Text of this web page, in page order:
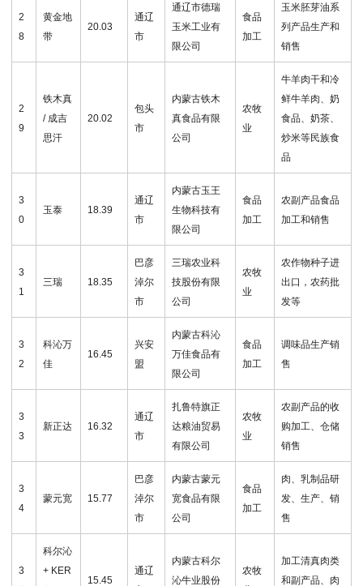
2
8
黄金地
带
20.03
通辽
市
通辽市德瑞
玉米工业有
限公司
食品
加工
玉米胚芽油系
列产品生产和
销售
2
9
铁木真
/ 成吉
思汗
20.02
包头
市
内蒙古铁木
真食品有限
公司
农牧
业
牛羊肉干和冷
鲜牛羊肉、奶
食品、奶茶、
炒米等民族食
品
3
0
玉泰 18.39
通辽
市
内蒙古玉王
生物科技有
限公司
食品
加工
农副产品食品
加工和销售
3
1
三瑞 18.35
巴彦
淖尔
市
三瑞农业科
技股份有限
公司
农牧
业
农作物种子进
出口，农药批
发等
3
2
科沁万
佳
16.45
兴安
盟
内蒙古科沁
万佳食品有
限公司
食品
加工
调味品生产销
售
3
3
新正达 16.32
通辽
市
扎鲁特旗正
达粮油贸易
有限公司
农牧
业
农副产品的收
购加工、仓储
销售
3
4
蒙元宽 15.77
巴彦
淖尔
市
内蒙古蒙元
宽食品有限
公司
食品
加工
肉、乳制品研
发、生产、销
售
3
科尔沁
+ KER
15.45
通辽
内蒙古科尔
沁牛业股份
农牧
加工清真肉类
和副产品、肉